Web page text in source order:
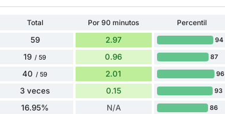
Total Por 90 minutos
Percentil
59 2.97 94
19 / 59 0.96 87
40 / 59 2.01 96
3 veces 0.15 93
16.95% N/A 86